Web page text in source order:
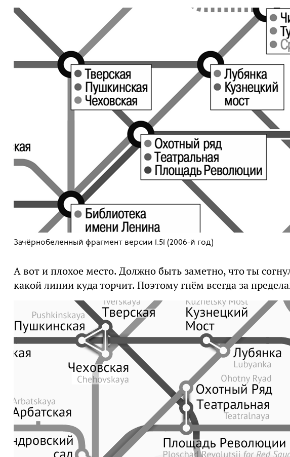
Зачёрнобеленный фрагмент версии 1.51 (2006-й год)
А вот и плохое место. Должно быть заметно, что ты
какой линии куда торчит. Поэтому гнём всегда за